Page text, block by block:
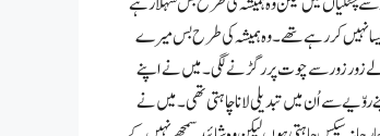
نہیں کر رہے تھے۔ وہ ہمیشہ کی طرح بس میرے
لے زور زور سے چوت پر رگڑنے لگی۔ میں نے اپنے
سے اُن میں تبدیلی لانا چاہتی تھی۔ میں نے